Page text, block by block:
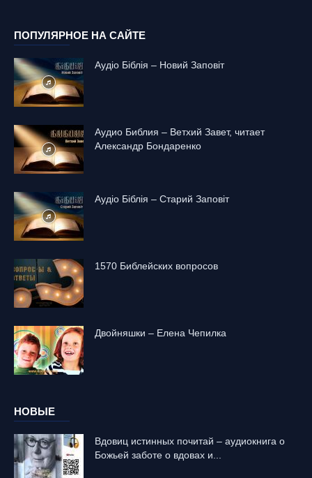
ПОПУЛЯРНОЕ НА САЙТЕ
Аудіо Біблія – Новий Заповіт
Аудио Библия – Ветхий Завет, читает
Александр Бондаренко
Аудіо Біблія – Старий Заповіт
1570 Библейских вопросов
Двойняшки – Елена Чепилка
НОВЫЕ
Вдовиц истинных почитай – аудиокнига о
Божьей заботе о вдовах и...